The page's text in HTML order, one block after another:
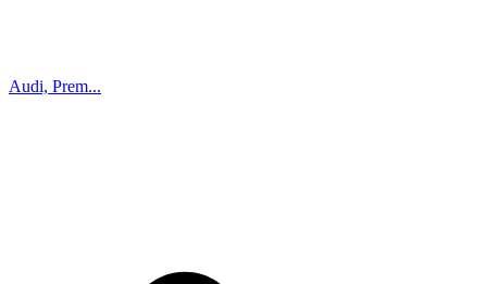
Audi, Prem...